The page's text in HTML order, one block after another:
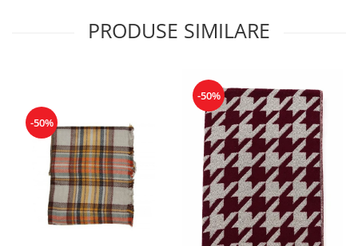
PRODUSE SIMILARE
-50%
-50%